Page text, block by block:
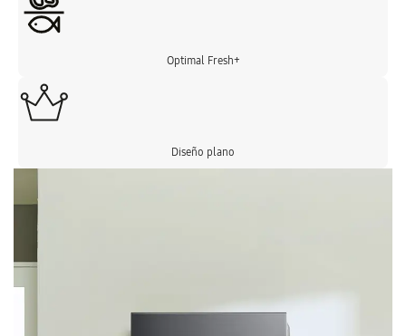
Optimal Fresh+
Diseño plano